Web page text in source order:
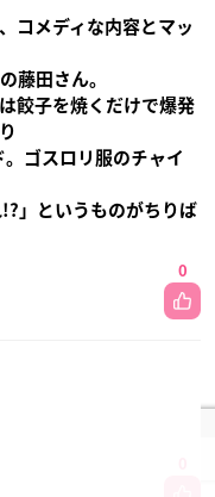
コメディな内容とマッ
藤田さん。
餃子を焼くだけで爆発
ゴスロリ服のチャイ
」というものがちりば
0